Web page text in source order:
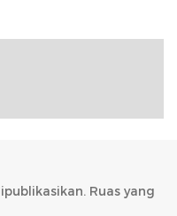
Ruas yang